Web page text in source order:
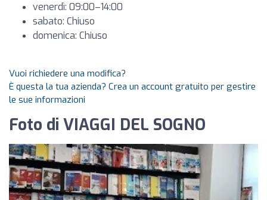
venerdì: 09:00–14:00
sabato: Chiuso
domenica: Chiuso
Vuoi richiedere una modifica?
È questa la tua azienda? Crea un account gratuito per gestire
le sue informazioni
Foto di VIAGGI DEL SOGNO